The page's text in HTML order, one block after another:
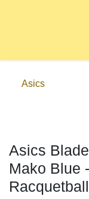
Asics
Asics
Mako
Squash /